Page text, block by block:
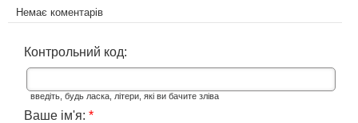
Немає коментарів
Контрольний код:
введіть, будь ласка, літери, які ви бачите зліва
Ваше ім'я: *